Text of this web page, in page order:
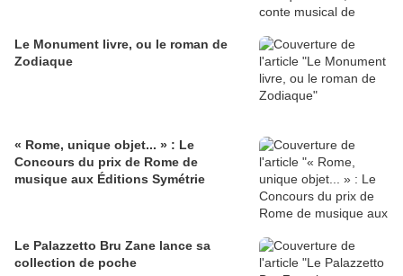
Le Monument livre, ou le roman de
Zodiaque
« Rome, unique objet... » : Le
Concours du prix de Rome de
musique aux Éditions Symétrie
Le Palazzetto Bru Zane lance sa
collection de poche